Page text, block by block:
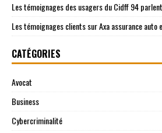
Les témoignages des usagers du Cidff 94
Les témoignages clients sur Axa assurance auto
CATÉGORIES
Avocat
Business
Cybercriminalité